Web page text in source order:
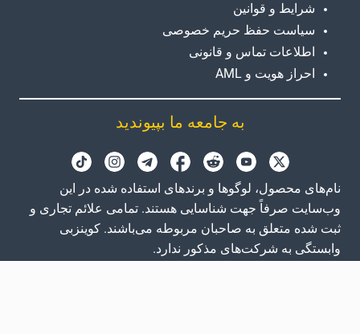
شرایط و قوانین
سیاست حفظ حریم خصوصی
اطلاعات تماس و قانونی
احراز هویت و AML
به جامعه ما بپیوندید
نام‌های محصول، لوگوها و برندهای استفاده شده در این
وب‌سایت صرفاً جهت شناسایی هستند. تمامی علائم تجاری و
ثبت شده متعلق به صاحبان مربوطه می‌باشند. کوینزبی
وابستگی به شرکت‌های مذکور ندارد.